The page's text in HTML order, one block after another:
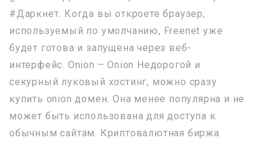
#Даркнет. Когда вы откроете браузер,
используемый по умолчанию, Freenet уже
будет готова и запущена через веб-
интерфейс. Onion – Onion Недорогой и
секурный луковый хостинг, можно сразу
купить onion домен. Она менее популярна и не
может быть использована для доступа к
обычным сайтам. Криптовалютная биржа